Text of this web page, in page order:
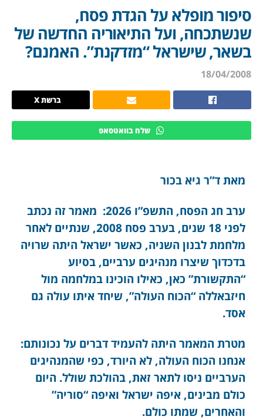
סיפור מופלא על הגדת פסח,
שנשתכחה, ועל התיאוריה החדשה של
בשאר, שישראל “מזדקנת”. האמנם?
18/04/2008
ברשת X
שלח בוואטסאפ
מאת ד”ר גיא בכור
ערב חג הפסח, התשפ”ו 2026: מאמר זה נכתב
לפני 18 שנים, בערב פסח 2008, שנתיים לאחר
מלחמת לבנון השניה, כאשר ישראל היתה שרויה
בדכדוך שיצרו מנהיגים ערביים, בסיוע
“התקשורת” כאן, כאילו הוכינו במלחמה מול
חיזבאללה “הכוח העולה”, שיחד איתו עולה גם
אסד.
מטרת המאמר היתה להעמיד דברים על נכונותם:
אנחנו הכוח העולה, לא היורד, כפי שהמנהיגים
הערביים ניסו לתאר זאת, בהולכת שולל. היום
כולם מבינים, איפה ישראל ואיפה “סוריה”
והאחרים, שמתו כולם.